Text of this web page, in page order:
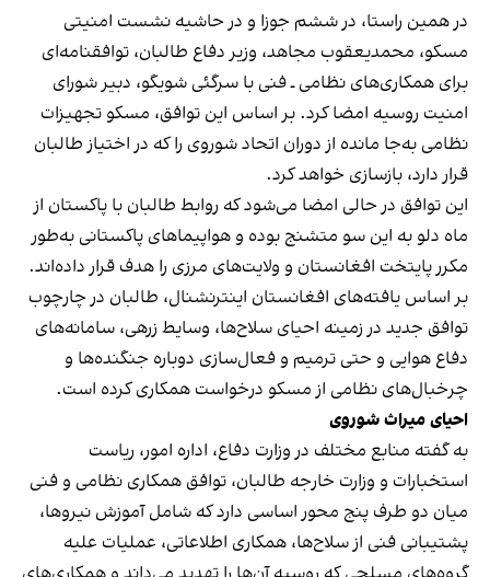
در همین راستا، در ششم جوزا و در حاشیه نشست امنیتی
مسکو، محمدیعقوب مجاهد، وزیر دفاع طالبان، توافقنامه‌ای
برای همکاری‌های نظامی ـ فنی با سرگئی شویگو، دبیر شورای
امنیت روسیه امضا کرد. بر اساس این توافق، مسکو تجهیزات
نظامی به‌جا مانده از دوران اتحاد شوروی را که در اختیاز طالبان
قرار دارد، بازسازی خواهد کرد.
این توافق در حالی امضا می‌شود که روابط طالبان با پاکستان از
ماه دلو به این سو متشنج بوده و هواپیماهای پاکستانی به‌طور
مکرر پایتخت افغانستان و ولایت‌های مرزی را هدف قرار داده‌اند.
بر اساس یافته‌های افغانستان اینترنشنال، طالبان در چارچوب
توافق جدید در زمینه احیای سلاح‌ها، وسایط زرهی، سامانه‌های
دفاع هوایی و حتی ترمیم و فعال‌سازی دوباره جنگنده‌ها و
چرخبال‌های نظامی از مسکو درخواست همکاری کرده است.
احیای میراث شوروی
به گفته منابع مختلف در وزارت دفاع، اداره امور، ریاست
استخبارات و وزارت خارجه طالبان، توافق همکاری نظامی و فنی
میان دو طرف پنج محور اساسی دارد که شامل آموزش نیروها،
پشتیبانی فنی از سلاح‌ها، همکاری اطلاعاتی، عملیات علیه